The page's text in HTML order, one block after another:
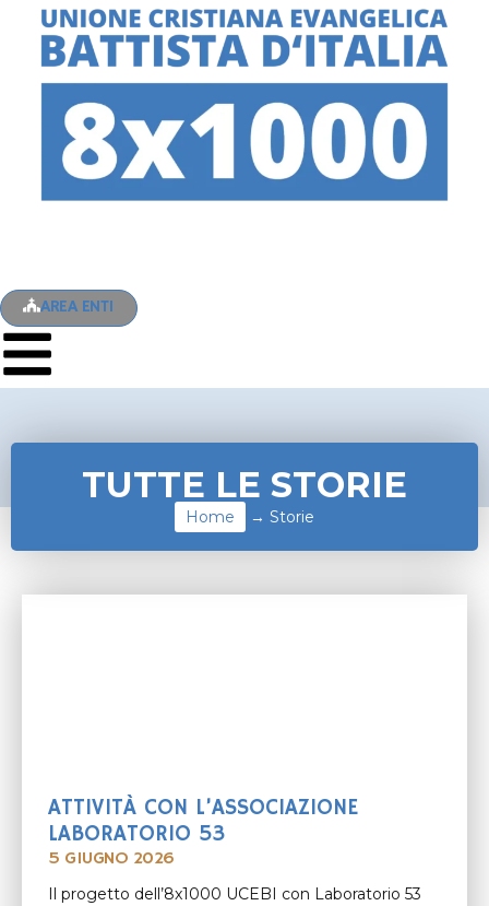
AREA ENTI
TUTTE LE STORIE
Home → Storie
ATTIVITÀ CON L’ASSOCIAZIONE
LABORATORIO 53
5 GIUGNO 2026
Il progetto dell’8x1000 UCEBI con Laboratorio 53